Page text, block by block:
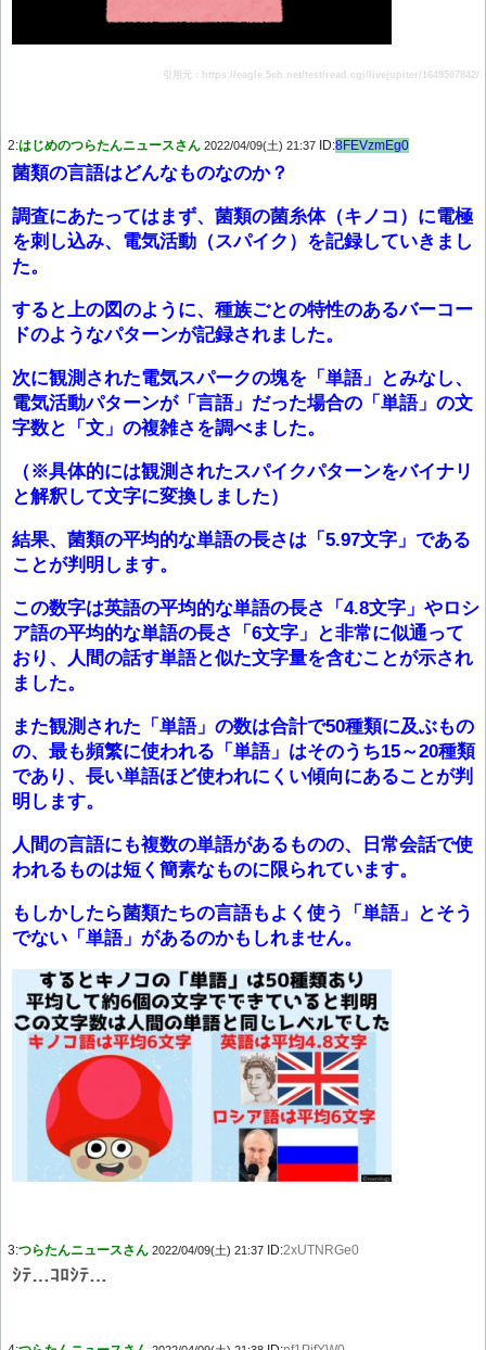
引用元：https://eagle.5ch.net/test/read.cgi/livejupiter/1649507842/
2:はじめのつらたんニュースさん 2022/04/09(土) 21:37 ID:8FEVzmEg0
菌類の言語はどんなものなのか？
調査にあたってはまず、菌類の菌糸体（キノコ）に電極
を刺し込み、電気活動（スパイク）を記録していきまし
た。
すると上の図のように、種族ごとの特性のあるバーコー
ドのようなパターンが記録されました。
次に観測された電気スパークの塊を「単語」とみなし、
電気活動パターンが「言語」だった場合の「単語」の文
字数と「文」の複雑さを調べました。
（※具体的には観測されたスパイクパターンをバイナリ
と解釈して文字に変換しました）
結果、菌類の平均的な単語の長さは「5.97文字」である
ことが判明します。
この数字は英語の平均的な単語の長さ「4.8文字」やロシ
ア語の平均的な単語の長さ「6文字」と非常に似通って
おり、人間の話す単語と似た文字量を含むことが示され
ました。
また観測された「単語」の数は合計で50種類に及ぶもの
の、最も頻繁に使われる「単語」はそのうち15～20種類
であり、長い単語ほど使われにくい傾向にあることが判
明します。
人間の言語にも複数の単語があるものの、日常会話で使
われるものは短く簡素なものに限られています。
もしかしたら菌類たちの言語もよく使う「単語」とそう
でない「単語」があるのかもしれません。
3:つらたんニュースさん 2022/04/09(土) 21:37 ID:2xUTNRGe0
ｼﾃ…ｺﾛｼﾃ…